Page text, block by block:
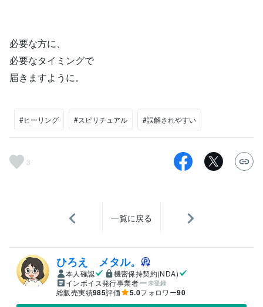
必要な方に、
必要なタイミングで
届きますように。
#ヒーリング #スピリチュアル #誤解されやすい
3
一覧に戻る
ひろえ メタル。
本人確認
機密保持契約(NDA)
インボイス発行事業者
未登録
総販売実績985評価 5.0フォロワー90